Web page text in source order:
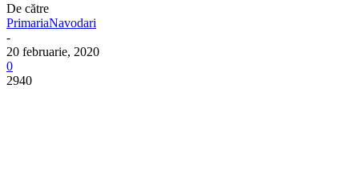
De către
PrimariaNavodari
-
20 februarie, 2020
0
2940